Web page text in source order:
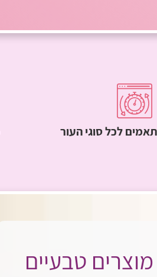
לכל סוגי העור
טבעיים